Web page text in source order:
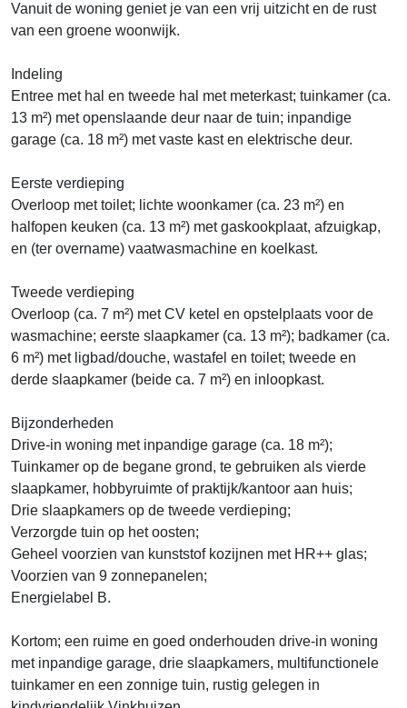
Vanuit de woning geniet je van een vrij uitzicht en de rust
van een groene woonwijk.
Indeling
Entree met hal en tweede hal met meterkast; tuinkamer (ca.
13 m²) met openslaande deur naar de tuin; inpandige
garage (ca. 18 m²) met vaste kast en elektrische deur.
Eerste verdieping
Overloop met toilet; lichte woonkamer (ca. 23 m²) en
halfopen keuken (ca. 13 m²) met gaskookplaat, afzuigkap,
en (ter overname) vaatwasmachine en koelkast.
Tweede verdieping
Overloop (ca. 7 m²) met CV ketel en opstelplaats voor de
wasmachine; eerste slaapkamer (ca. 13 m²); badkamer (ca.
6 m²) met ligbad/douche, wastafel en toilet; tweede en
derde slaapkamer (beide ca. 7 m²) en inloopkast.
Bijzonderheden
Drive-in woning met inpandige garage (ca. 18 m²);
Tuinkamer op de begane grond, te gebruiken als vierde
slaapkamer, hobbyruimte of praktijk/kantoor aan huis;
Drie slaapkamers op de tweede verdieping;
Verzorgde tuin op het oosten;
Geheel voorzien van kunststof kozijnen met HR++ glas;
Voorzien van 9 zonnepanelen;
Energielabel B.
Kortom; een ruime en goed onderhouden drive-in woning
met inpandige garage, drie slaapkamers, multifunctionele
tuinkamer en een zonnige tuin, rustig gelegen in